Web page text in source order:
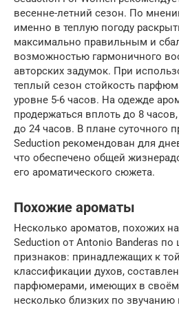
весенне-летний сезон. По
именно в теплую погоду
максимально правильным и
возможностью гармоничного
авторских задумок. При
теплый сезон стойкость
уровне 5-6 часов. На одежде
продержаться вплоть до 8
до 24 часов. В плане суточного
Seduction рекомендован для
что обеспечено общей
его ароматического сюжета.
Похожие ароматы
Несколько ароматов, похожих
Seduction от Antonio Banderas по
признаков: принадлежащих к
классификации духов,
парфюмерами, имеющих в своём
несколько близких по